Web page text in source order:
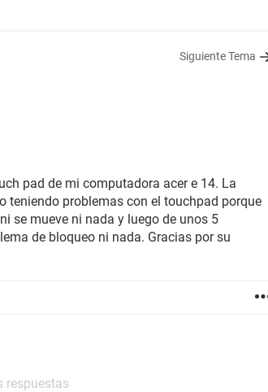
Siguiente Tema
pad de mi computadora acer e 14. La
teniendo problemas con el touchpad porque
se mueve ni nada y luego de unos 5
de bloqueo ni nada. Gracias por su
respuestas